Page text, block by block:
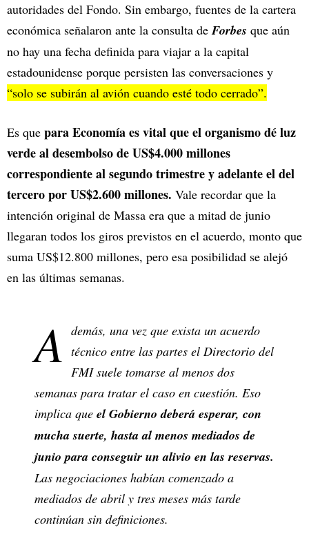
autoridades del Fondo. Sin embargo, fuentes de la cartera
económica señalaron ante la consulta deForbes que aún
no hay una fecha definida para viajar a la capital
estadounidense porque persisten las conversaciones y
“solo se subirán al avión cuando esté todo cerrado”.
Es que para Economía es vital que el organismo dé luz
verde al desembolso de US$4.000 millones
correspondiente al segundo trimestre y adelante el del
tercero por US$2.600 millones. Vale recordar que la
intención original de Massa era que a mitad de junio
llegaran todos los giros previstos en el acuerdo, monto que
suma US$12.800 millones, pero esa posibilidad se alejó
en las últimas semanas.
A demás, una vez que exista un acuerdo
técnico entre las partes el Directorio del
FMI suele tomarse al menos dos
semanas para tratar el caso en cuestión. Eso
implica que el Gobierno deberá esperar, con
mucha suerte, hasta al menos mediados de
junio para conseguir un alivio en las reservas.
Las negociaciones habían comenzado a
mediados de abril y tres meses más tarde
continúan sin definiciones.